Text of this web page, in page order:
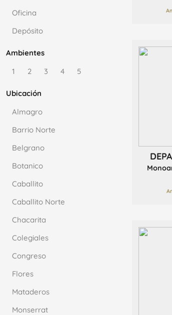
Oficina
Depósito
Ambientes
1
2 3 4 5
Ubicación
Almagro
Barrio Norte
Belgrano
Botanico
Caballito
Caballito Norte
Chacarita
Colegiales
Congreso
Flores
Mataderos
Monserrat